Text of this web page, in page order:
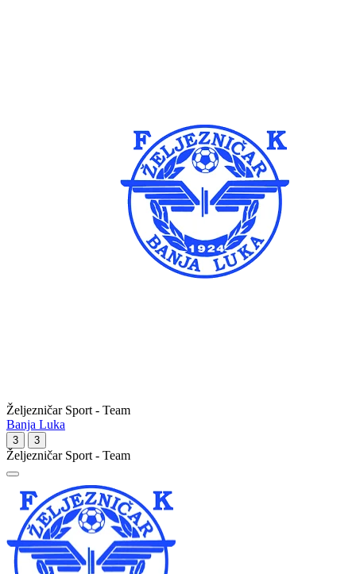
Željezničar Sport - Team
Banja Luka
3 3
Željezničar Sport - Team